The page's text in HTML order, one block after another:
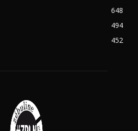
648
494
452